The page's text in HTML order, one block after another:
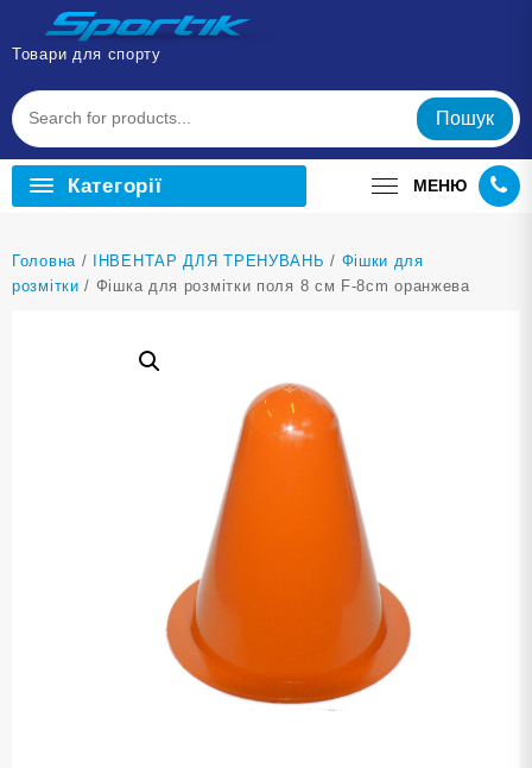
Перейти
вмісту
Товари для спорту
Пошук
Категорії МЕНЮ
Головна / ІНВЕНТАР ДЛЯ ТРЕНУВАНЬ / Фішки для
розмітки / Фішка для розмітки поля 8 см F-8cm оранжева